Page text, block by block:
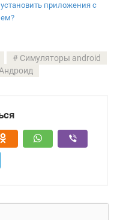
приложения с
Симуляторы android